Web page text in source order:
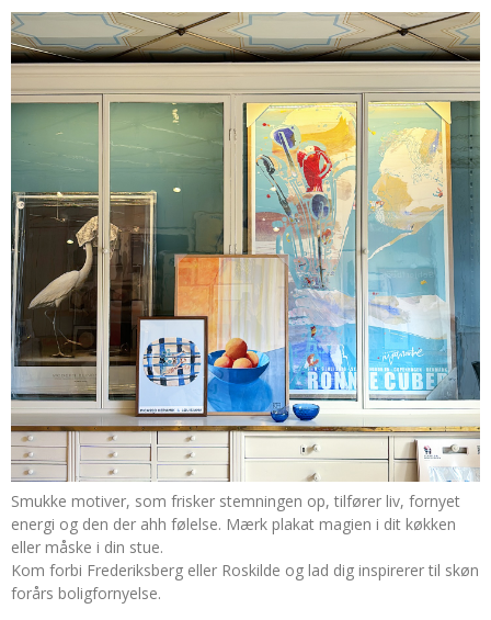
Smukke motiver, som frisker stemningen op, tilfører liv, fornyet
energi og den der ahh følelse. Mærk plakat magien i dit køkken
eller måske i din stue.
Kom forbi Frederiksberg eller Roskilde og lad dig inspirerer til skøn
forårs boligfornyelse.